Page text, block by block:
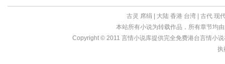
古灵 席绢 大陆 香港 台湾 古代 现
本站所有小说为转载作品，所有章节均
Copyright © 2011 言情小说库提供完全免费港台言情小
执